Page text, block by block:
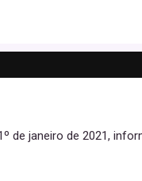
de janeiro de 2021,